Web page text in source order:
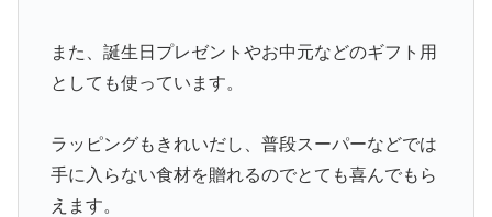
また、誕生日プレゼントやお中元などのギフト用
としても使っています。
ラッピングもきれいだし、普段スーパーなどでは
手に入らない食材を贈れるのでとても喜んでもら
えます。